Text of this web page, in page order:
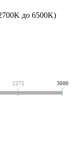
до 6500K)
2275 3000